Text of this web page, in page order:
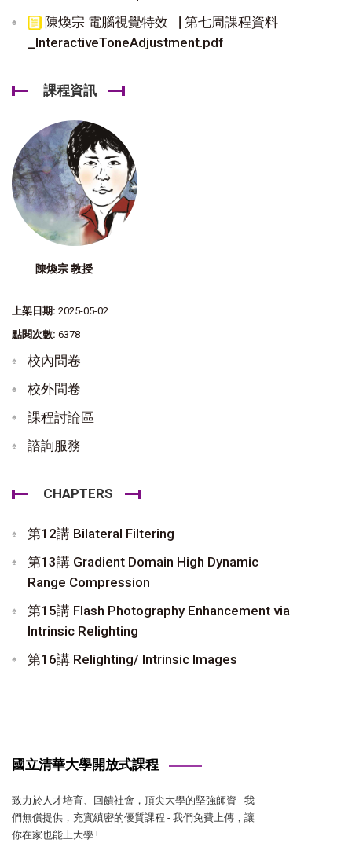
陳煥宗 電腦視覺特效▕ 第七周課程資料
_InteractiveToneAdjustment.pdf
課程資訊
陳煥宗 教授
上架日期: 2025-05-02
點閱次數: 6378
校內問卷
校外問卷
課程討論區
諮詢服務
CHAPTERS
第12講 Bilateral Filtering
第13講 Gradient Domain High Dynamic
Range Compression
第15講 Flash Photography Enhancement via
Intrinsic Relighting
第16講 Relighting/ Intrinsic Images
國立清華大學開放式課程
致力於人才培育、回饋社會，頂尖大學的堅強師資 - 我
們無償提供，充實縝密的優質課程 - 我們免費上傳，讓
你在家也能上大學 !